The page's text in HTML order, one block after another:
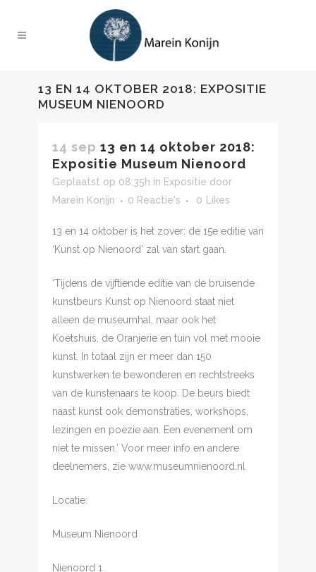
13 EN 14 OKTOBER 2018: EXPOSITIE
MUSEUM NIENOORD
14 sep 13 en 14 oktober 2018:
Expositie Museum Nienoord
Geplaatst op 08:35h in Expositie door
Marein Konijn
0 Reactie's 0 Likes
13 en 14 oktober is het zover: de 15e editie van
‘Kunst op Nienoord’ zal van start gaan.
‘Tijdens de vijftiende editie van de bruisende
kunstbeurs Kunst op Nienoord staat niet
alleen de museumhal, maar ook het
Koetshuis, de Oranjerie en tuin vol met mooie
kunst. In totaal zijn er meer dan 150
kunstwerken te bewonderen en rechtstreeks
van de kunstenaars te koop. De beurs biedt
naast kunst ook demonstraties, workshops,
lezingen en poëzie aan. Een evenement om
niet te missen.’ Voor meer info en andere
deelnemers, zie www.museumnienoord.nl
Locatie:
Museum Nienoord
Nienoord 1